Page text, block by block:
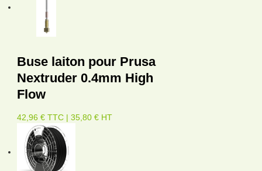
Buse laiton pour Prusa
Nextruder 0.4mm High
Flow
42,96 € TTC | 35,80 € HT